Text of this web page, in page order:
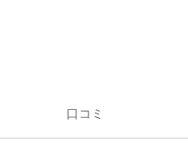
口コミ